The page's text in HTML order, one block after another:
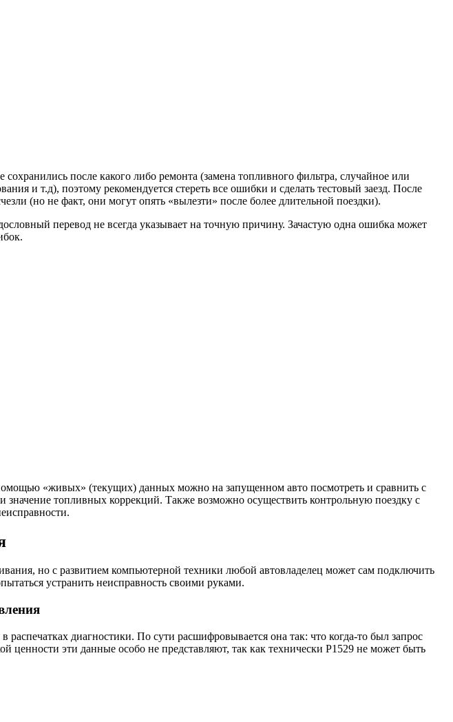
после какого либо ремонта (замена топливного фильтра, случайное или
и т.д), поэтому рекомендуется стереть все ошибки и сделать тестовый заезд. После
(но не факт, они могут опять «вылезти» после более длительной поездки).
перевод не всегда указывает на точную причину. Зачастую одна ошибка может
«живых» (текущих) данных можно на запущенном авто посмотреть и сравнить с
значение топливных коррекций. Также возможно осуществить контрольную поездку с
но с развитием компьютерной техники любой автовладелец может сам подключить
устранить неисправность своими руками.
диагностики. По сути расшифровывается она так: что когда-то был запрос
эти данные особо не представляют, так как технически Р1529 не может быть